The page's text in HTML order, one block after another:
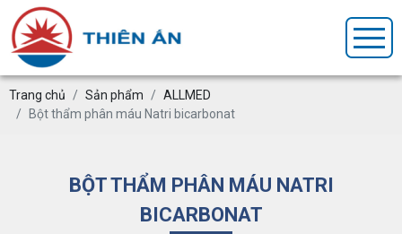
Trang chủ Sản phẩm
ALLMED
Bột thẩm phân máu Natri bicarbonat
BỘT THẨM PHÂN MÁU NATRI
BICARBONAT